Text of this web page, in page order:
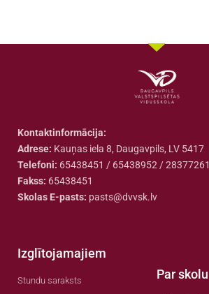
Kontaktinformācija:
Adrese: Kauņas iela 8, Daugavpils, LV 5417
Telefoni: 65438451 / 65438952 / 28377261
Fakss: 65438451
Skolas E-pasts: pasts@dvvsk.lv
Izglītojamajiem
Stundu saraksts Par skolu